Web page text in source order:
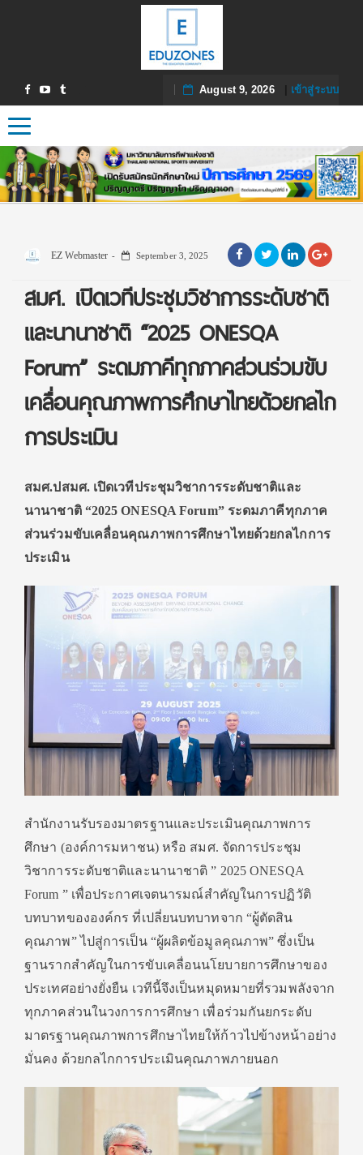
August 9, 2026| เข้าสู่ระบบ
Toggle navigation
EZ Webmaster September 3, 2025
สมศ. เปิดเวทีประชุมวิชาการระดับชาติ
และนานาชาติ “2025 ONESQA
Forum” ระดมภาคีทุกภาคส่วนร่วมขับ
เคลื่อนคุณภาพการศึกษาไทยด้วยกลไก
การประเมิน
สมศ.ปสมศ. เปิดเวทีประชุมวิชาการระดับชาติและ
นานาชาติ “2025 ONESQA Forum” ระดมภาคีทุกภาค
ส่วนร่วมขับเคลื่อนคุณภาพการศึกษาไทยด้วยกลไกการ
ประเมิน
สำนักงานรับรองมาตรฐานและประเมินคุณภาพการ
ศึกษา (องค์การมหาชน) หรือ สมศ. จัดการประชุม
วิชาการระดับชาติและนานาชาติ ” 2025 ONESQA
Forum ” เพื่อประกาศเจตนารมณ์สำคัญในการปฏิวัติ
บทบาทขององค์กร ที่เปลี่ยนบทบาทจาก “ผู้ตัดสิน
คุณภาพ” ไปสู่การเป็น “ผู้ผลิตข้อมูลคุณภาพ” ซึ่งเป็น
ฐานรากสำคัญในการขับเคลื่อนนโยบายการศึกษาของ
ประเทศอย่างยั่งยืน เวทีนี้จึงเป็นหมุดหมายที่รวมพลังจาก
ทุกภาคส่วนในวงการการศึกษา เพื่อร่วมกันยกระดับ
มาตรฐานคุณภาพการศึกษาไทยให้ก้าวไปข้างหน้าอย่าง
มั่นคง ด้วยกลไกการประเมินคุณภาพภายนอก